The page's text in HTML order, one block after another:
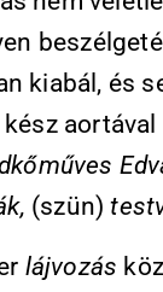
kiabál, és
(szün)
lájvozás